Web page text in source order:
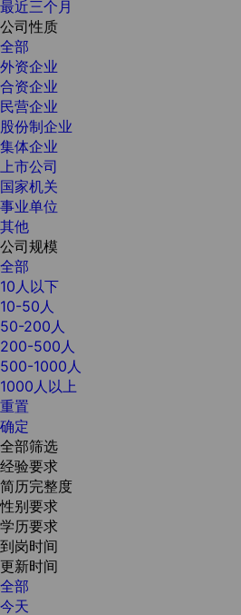
最近三个月
公司性质
全部
外资企业
合资企业
民营企业
股份制企业
集体企业
上市公司
国家机关
事业单位
其他
公司规模
全部
10人以下
10-50人
50-200人
200-500人
500-1000人
1000人以上
重置
确定
全部筛选
经验要求
简历完整度
性别要求
学历要求
到岗时间
更新时间
全部
今天